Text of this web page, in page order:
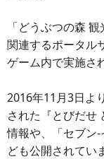
「どうぶつの森
関連するポータル
ゲーム内で実施さ
2016年11月3日よ
された『とびだせ
情報や、「セブン
ども公開されてい